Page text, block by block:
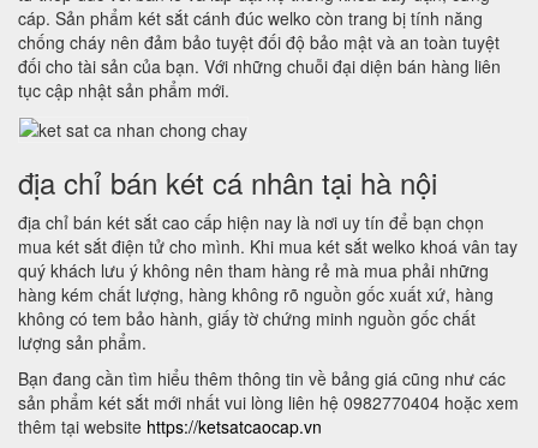
cáp. Sản phẩm két sắt cánh đúc welko còn trang bị tính năng
chống cháy nên đảm bảo tuyệt đối độ bảo mật và an toàn tuyệt
đối cho tài sản của bạn. Với những chuỗi đại diện bán hàng liên
tục cập nhật sản phẩm mới.
địa chỉ bán két cá nhân tại hà nội
địa chỉ bán két sắt cao cấp hiện nay là nơi uy tín để bạn chọn
mua két sắt điện tử cho mình. Khi mua két sắt welko khoá vân tay
quý khách lưu ý không nên tham hàng rẻ mà mua phải những
hàng kém chất lượng, hàng không rõ nguồn gốc xuất xứ, hàng
không có tem bảo hành, giấy tờ chứng minh nguồn gốc chất
lượng sản phẩm.
Bạn đang cần tìm hiểu thêm thông tin về bảng giá cũng như các
sản phẩm két sắt mới nhất vui lòng liên hệ 0982770404 hoặc xem
thêm tại website https://ketsatcaocap.vn